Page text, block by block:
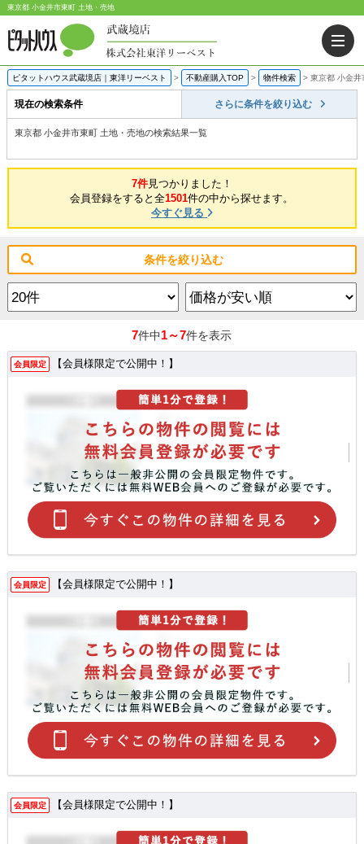
東京都 小金井市東町 土地・売地
ピタットハウス武蔵境店｜東洋リーベスト > 不動産購入TOP > 物件検索 > 東京都 小金井
現在の検索条件 さらに条件を絞り込む
東京都 小金井市東町 土地・売地の検索結果一覧
7件見つかりました！
会員登録をすると全1501件の中から探せます。
今すぐ見る
条件を絞り込む
7件中1～7件を表示
会員限定 【会員様限定で公開中！】
会員限定 【会員様限定で公開中！】
会員限定 【会員様限定で公開中！】